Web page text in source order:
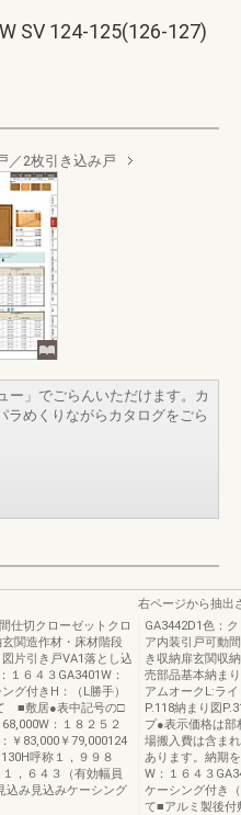
SV 124-125(126-127)
2枚引き込み戸
ー」でごらんいただけます。カ
ラめくりながらカタログをごら
仕切クローゼットクロ
関造作材・床材階段
片引き戸VA1落とし込
１６４３GA3401W：
グ付きH：（L勝手）
■敷居●表中記号の□
：１８２５２
￥83,000￥79,000124
呼称１，９９８
，６４３（有効幅員
込み見込みケーシング
右ページから抽出
GA3442D1色：
ア内装引戸可動
き収納扉玄関収
売部品基本納ま
アムオークL:ラ
P.118納まり図
プ●表示価格は部
場搬入費は含ま
あります。納期
W：１６４３
ケーシング付き
て■アルミ製後付